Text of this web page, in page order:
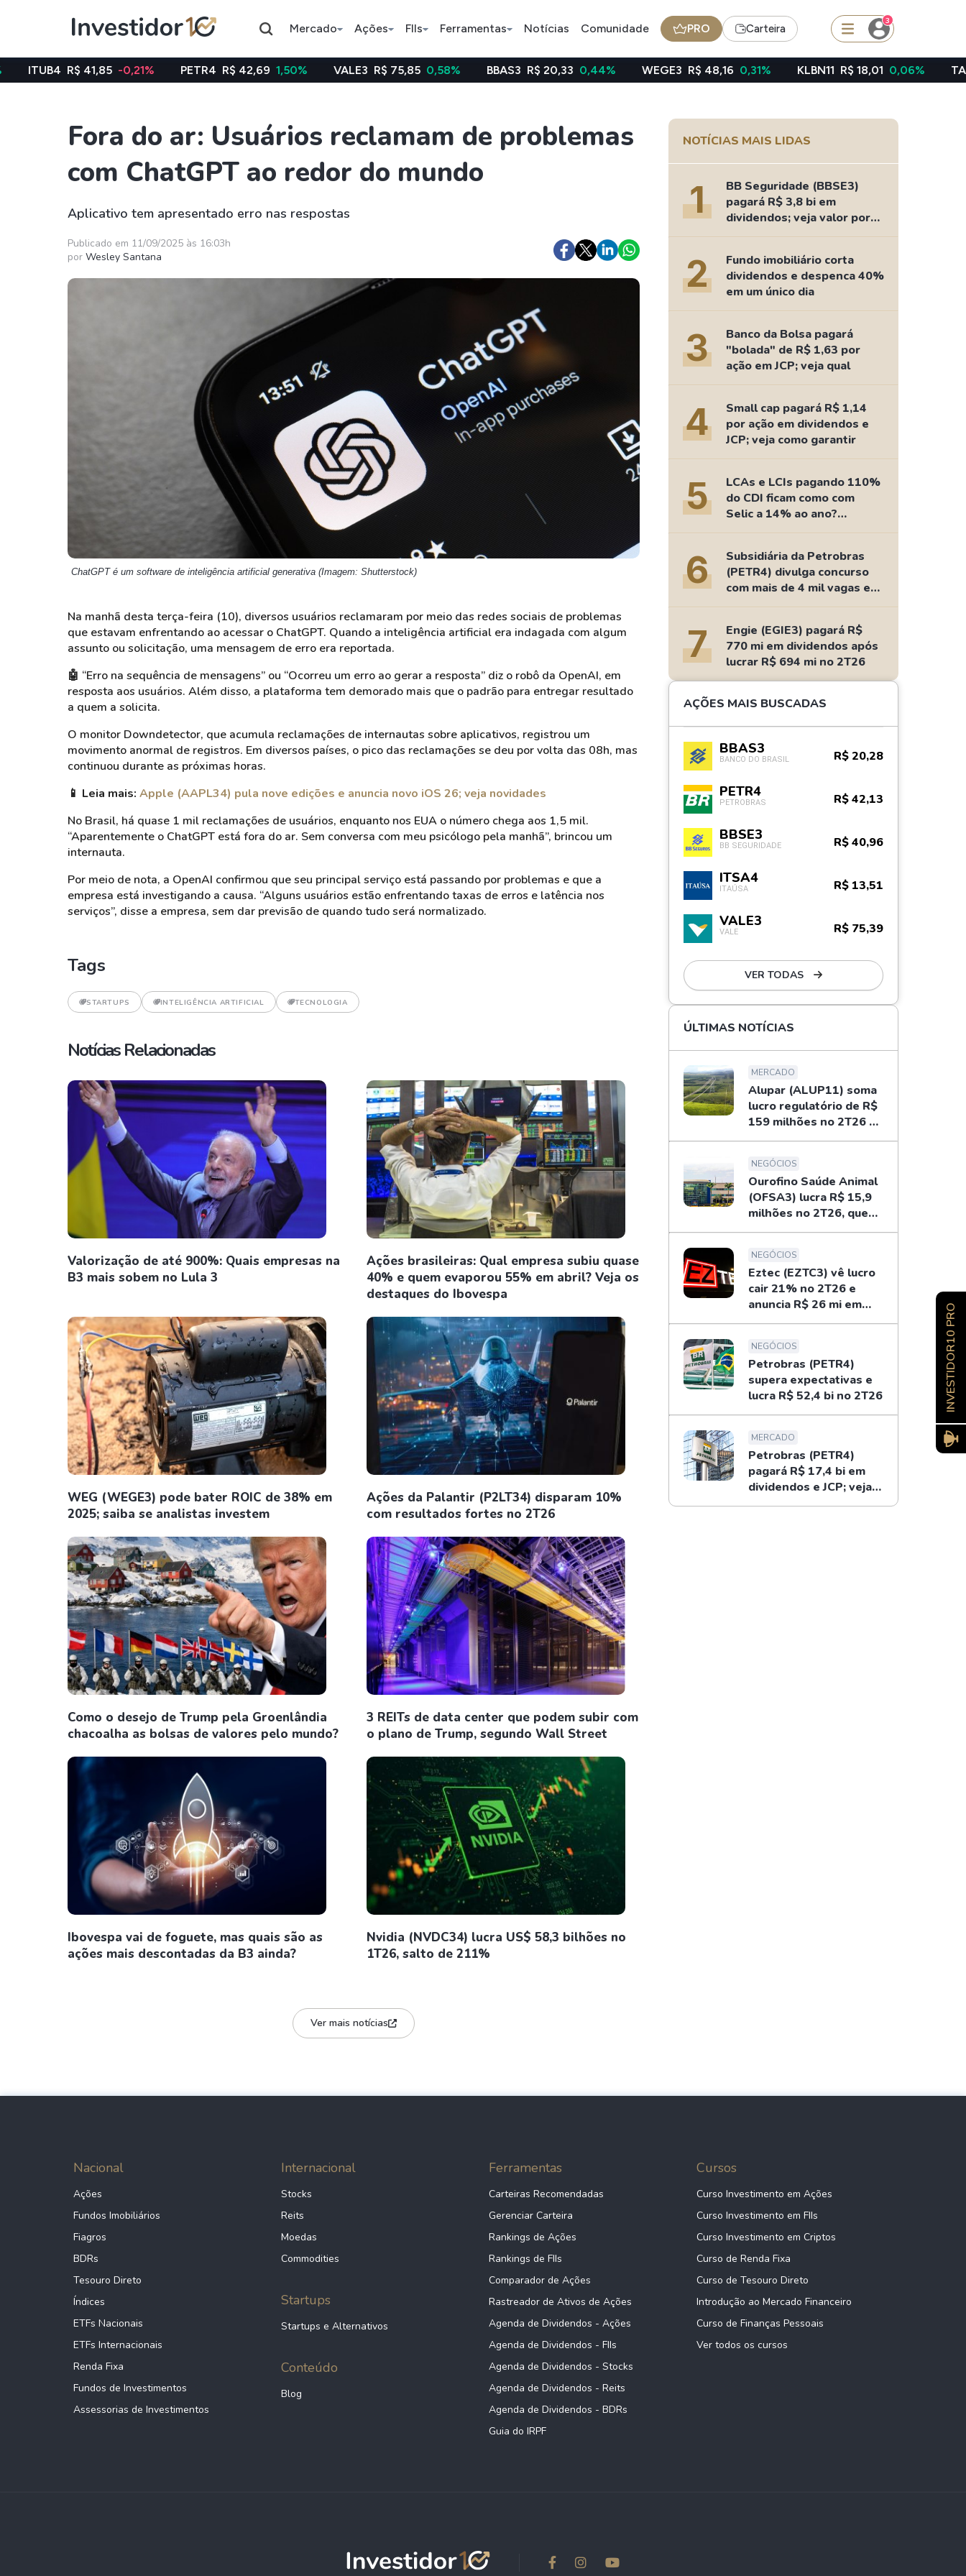
Mercado Ações FIIs Ferramentas Notícias Comunidade PRO Carteira
3
Assuntos do momento
Índice
Ibovespa
Ação
Petrobras
Ação
Bradesco
BDR
JBS Dividendos
Taesa
Itausa
RECR11
KNRI11
KNCR11
IVVB11
SMAL11
Ver todos
Apple
Google
Meta
Coca-Cola
Ver todos
Criptomoedas
Bitcoin
Ethereum
Ideias
Agenda de Dividendos
Radar do Dividendo Inteligente
As Ações Mais Buscadas
Guia do Iniciante
41,85 -0,21% PETR4 R$ 42,69 1,50% VALE3 R$ 75,85 0,58% BBAS3 R$ 20,33 0,44% WEGE3 R$ 48,16 0,31% KLBN11 R$ 18,01 0,06% TAEE11 R$
Fora do ar: Usuários reclamam de problemas
com ChatGPT ao redor do mundo
Aplicativo tem apresentado erro nas respostas
Publicado em 11/09/2025 às 16:03h
por Wesley Santana
ChatGPT é um software de inteligência artificial generativa (Imagem: Shutterstock)
Na manhã desta terça-feira (10), diversos usuários reclamaram por meio das redes sociais de problemas
que estavam enfrentando ao acessar o ChatGPT. Quando a inteligência artificial era indagada com algum
assunto ou solicitação, uma mensagem de erro era reportada.
🤖 “Erro na sequência de mensagens” ou “Ocorreu um erro ao gerar a resposta” diz o robô da OpenAI, em
resposta aos usuários. Além disso, a plataforma tem demorado mais que o padrão para entregar resultado
a quem a solicita.
O monitor Downdetector, que acumula reclamações de internautas sobre aplicativos, registrou um
movimento anormal de registros. Em diversos países, o pico das reclamações se deu por volta das 08h, mas
continuou durante as próximas horas.
📱 Leia mais: Apple (AAPL34) pula nove edições e anuncia novo iOS 26; veja novidades
No Brasil, há quase 1 mil reclamações de usuários, enquanto nos EUA o número chega aos 1,5 mil.
“Aparentemente o ChatGPT está fora do ar. Sem conversa com meu psicólogo pela manhã”, brincou um
internauta.
Por meio de nota, a OpenAI confirmou que seu principal serviço está passando por problemas e que a
empresa está investigando a causa. “Alguns usuários estão enfrentando taxas de erros e latência nos
serviços”, disse a empresa, sem dar previsão de quando tudo será normalizado.
Tags
STARTUPS INTELIGÊNCIA ARTIFICIAL TECNOLOGIA
Notícias Relacionadas
Valorização de até 900%: Quais empresas na
B3 mais sobem no Lula 3
Ações brasileiras: Qual empresa subiu quase
40% e quem evaporou 55% em abril? Veja os
destaques do Ibovespa
WEG (WEGE3) pode bater ROIC de 38% em
2025; saiba se analistas investem
Ações da Palantir (P2LT34) disparam 10%
com resultados fortes no 2T26
Como o desejo de Trump pela Groenlândia
chacoalha as bolsas de valores pelo mundo?
3 REITs de data center que podem subir com
o plano de Trump, segundo Wall Street
Ibovespa vai de foguete, mas quais são as
ações mais descontadas da B3 ainda?
Nvidia (NVDC34) lucra US$ 58,3 bilhões no
1T26, salto de 211%
Ver mais notícias
NOTÍCIAS MAIS LIDAS
1
BB Seguridade (BBSE3)
pagará R$ 3,8 bi em
dividendos; veja valor por
ação
2
Fundo imobiliário corta
dividendos e despenca 40%
em um único dia
3
Banco da Bolsa pagará
"bolada" de R$ 1,63 por
ação em JCP; veja qual
4
Small cap pagará R$ 1,14
por ação em dividendos e
JCP; veja como garantir
5
LCAs e LCIs pagando 110%
do CDI ficam como com
Selic a 14% ao ano?
Fizemos as contas
6
Subsidiária da Petrobras
(PETR4) divulga concurso
com mais de 4 mil vagas e
salários de até R$ 15 mil
7
Engie (EGIE3) pagará R$
770 mi em dividendos após
lucrar R$ 694 mi no 2T26
AÇÕES MAIS BUSCADAS
BBAS3
BANCO DO BRASIL R$ 20,28
PETR4
PETROBRAS R$ 42,13
BBSE3
BB SEGURIDADE R$ 40,96
ITSA4
ITAÚSA R$ 13,51
VALE3
VALE R$ 75,39
VER TODAS
ÚLTIMAS NOTÍCIAS
MERCADO
Alupar (ALUP11) soma
lucro regulatório de R$
159 milhões no 2T26 e
libera dividendos
NEGÓCIOS
Ourofino Saúde Animal
(OFSA3) lucra R$ 15,9
milhões no 2T26, queda
de 33%
NEGÓCIOS
Eztec (EZTC3) vê lucro
cair 21% no 2T26 e
anuncia R$ 26 mi em
dividendos
NEGÓCIOS
Petrobras (PETR4)
supera expectativas e
lucra R$ 52,4 bi no 2T26
MERCADO
Petrobras (PETR4)
pagará R$ 17,4 bi em
dividendos e JCP; veja
como receber
Nacional
Ações
Fundos Imobiliários
Fiagros
BDRs
Tesouro Direto
Índices
ETFs Nacionais
ETFs Internacionais
Renda Fixa
Fundos de Investimentos
Assessorias de Investimentos
Internacional
Stocks
Reits
Moedas
Commodities
Startups
Startups e Alternativos
Conteúdo
Blog
Ferramentas
Carteiras Recomendadas
Gerenciar Carteira
Rankings de Ações
Rankings de FIIs
Comparador de Ações
Rastreador de Ativos de Ações
Agenda de Dividendos - Ações
Agenda de Dividendos - FIIs
Agenda de Dividendos - Stocks
Agenda de Dividendos - Reits
Agenda de Dividendos - BDRs
Guia do IRPF
Cursos
Curso Investimento em Ações
Curso Investimento em FIIs
Curso Investimento em Criptos
Curso de Renda Fixa
Curso de Tesouro Direto
Introdução ao Mercado Financeiro
Curso de Finanças Pessoais
Ver todos os cursos
INVESTIDOR10 PRO